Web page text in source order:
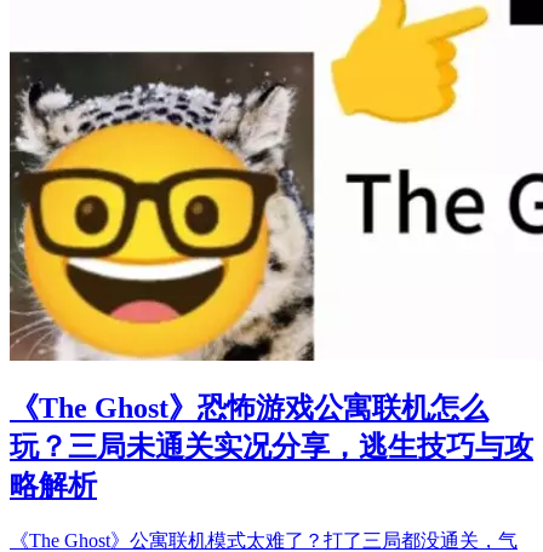
《The Ghost》恐怖游戏公寓联机怎么
玩？三局未通关实况分享，逃生技巧与攻
略解析
《The Ghost》公寓联机模式太难了？打了三局都没通关，气